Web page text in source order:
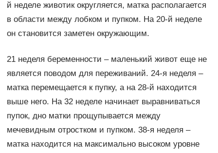
й неделе животик округляется, матка располагается
в области между лобком и пупком. На 20-й неделе
он становится заметен окружающим.
21 неделя беременности – маленький живот еще не
является поводом для переживаний. 24-я неделя –
матка перемещается к пупку, а на 28-й находится
выше него. На 32 неделе начинает выравниваться
пупок, дно матки прощупывается между
мечевидным отростком и пупком. 38-я неделя –
матка находится на максимально высоком уровне